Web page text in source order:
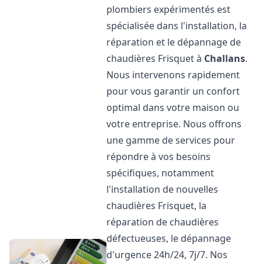
plombiers expérimentés est
spécialisée dans l'installation, la
réparation et le dépannage de
chaudières Frisquet à Challans.
Nous intervenons rapidement
pour vous garantir un confort
optimal dans votre maison ou
votre entreprise. Nous offrons
une gamme de services pour
répondre à vos besoins
spécifiques, notamment
l'installation de nouvelles
chaudières Frisquet, la
réparation de chaudières
défectueuses, le dépannage
d'urgence 24h/24, 7j/7. Nos